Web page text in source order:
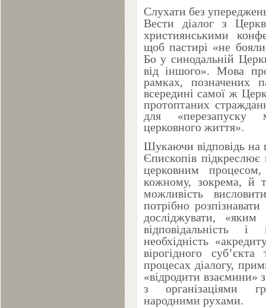
Слухати без
Вести діалог
з
християнськими
щоб пастирі «не
Бо у синодальній
від іншого». Мова
рамках, позначених
всередині самої ж
протоптаних
для «перезапуску
церковного життя».
Шукаючи відповідь на
Єпископів
церковним
кожному, зокрема, й
можливість
потрібно
досліджувати,
відповідальність
необхідність
вірогідного
процесах діалогу,
«відродити взаємини»
з організаціями
народними рухами.